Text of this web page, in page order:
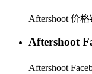
Aftershoot 价
Aftershoot
Aftershoot